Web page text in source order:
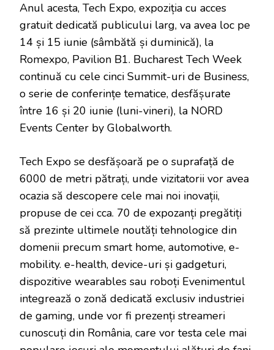
Anul acesta, Tech Expo, expoziția cu acces
gratuit dedicată publicului larg, va avea loc pe
14 și 15 iunie (sâmbătă și duminică), la
Romexpo, Pavilion B1. Bucharest Tech Week
continuă cu cele cinci Summit-uri de Business,
o serie de conferințe tematice, desfășurate
între 16 și 20 iunie (luni-vineri), la NORD
Events Center by Globalworth.
Tech Expo se desfășoară pe o suprafață de
6000 de metri pătrați, unde vizitatorii vor avea
ocazia să descopere cele mai noi inovații,
propuse de cei cca. 70 de expozanți pregătiți
să prezinte ultimele noutăți tehnologice din
domenii precum smart home, automotive, e-
mobility. e-health, device-uri și gadgeturi,
dispozitive wearables sau roboți Evenimentul
integrează o zonă dedicată exclusiv industriei
de gaming, unde vor fi prezenți streameri
cunoscuți din România, care vor testa cele mai